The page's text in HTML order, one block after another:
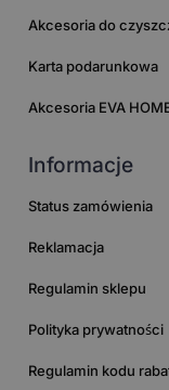
Akcesoria do
Karta podarunkowa
Akcesoria EVA
Informacje
Status zamówienia
Reklamacja
Regulamin sklepu
Polityka prywatności
Regulamin kodu